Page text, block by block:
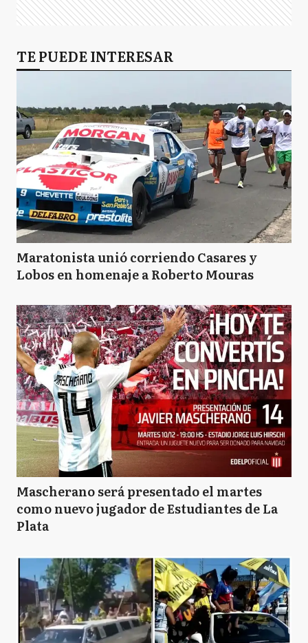
TE PUEDE INTERESAR
Maratonista unió corriendo Casares y
Lobos en homenaje a Roberto Mouras
Mascherano será presentado el martes
como nuevo jugador de Estudiantes de La
Plata